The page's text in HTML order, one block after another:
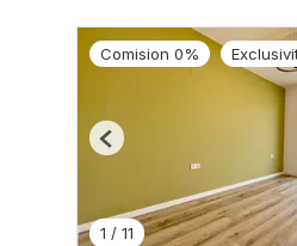
Comision 0%
1 / 11
Previous